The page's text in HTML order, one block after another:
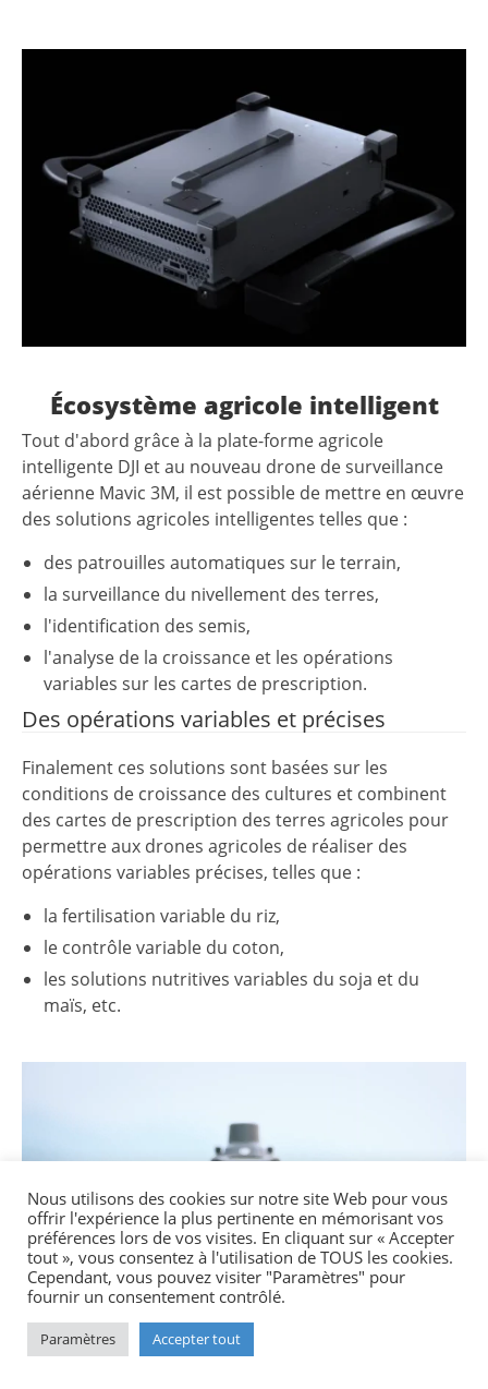
Écosystème agricole intelligent
Tout d'abord grâce à la plate-forme agricole
intelligente DJI et au nouveau drone de surveillance
aérienne Mavic 3M, il est possible de mettre en œuvre
des solutions agricoles intelligentes telles que :
des patrouilles automatiques sur le terrain,
la surveillance du nivellement des terres,
l'identification des semis,
l'analyse de la croissance et les opérations
variables sur les cartes de prescription.
Des opérations variables et précises
Finalement ces solutions sont basées sur les
conditions de croissance des cultures et combinent
des cartes de prescription des terres agricoles pour
permettre aux drones agricoles de réaliser des
opérations variables précises, telles que :
la fertilisation variable du riz,
le contrôle variable du coton,
les solutions nutritives variables du soja et du
maïs, etc.
Nous utilisons des cookies sur notre site Web pour vous
offrir l'expérience la plus pertinente en mémorisant vos
préférences lors de vos visites. En cliquant sur « Accepter
tout », vous consentez à l'utilisation de TOUS les cookies.
Cependant, vous pouvez visiter "Paramètres" pour
fournir un consentement contrôlé.
Paramètres Accepter tout